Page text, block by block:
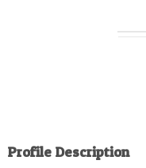
Profile Description